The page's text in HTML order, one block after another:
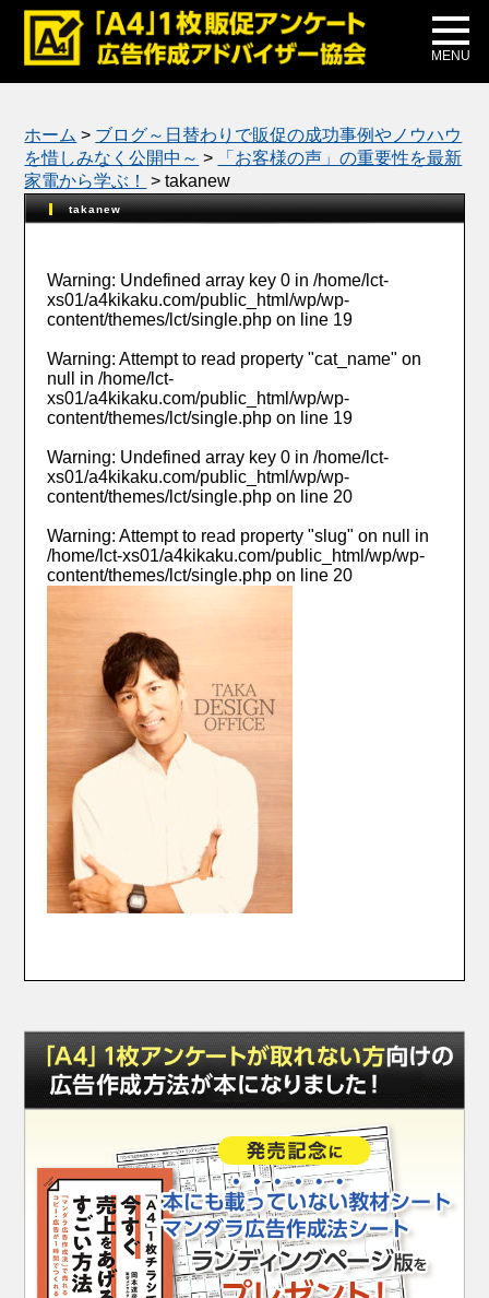
MENU
メディア掲載
公式ブログ
ホーム > ブログ～日替わりで販促の成功事例やノウハウ
を惜しみなく公開中～ >
「お客様の声」の重要性を最新
家電から学ぶ！
>takanew
takanew
Warning: Undefined array key 0 in/home/lct-
xs01/a4kikaku.com/public_html/wp/wp-
content/themes/lct/single.php on line 19
Warning: Attempt to read property "cat_name" on
null in/home/lct-
xs01/a4kikaku.com/public_html/wp/wp-
content/themes/lct/single.php on line 19
Warning: Undefined array key 0 in/home/lct-
xs01/a4kikaku.com/public_html/wp/wp-
content/themes/lct/single.php on line 20
Warning: Attempt to read property "slug" on null in
/home/lct-xs01/a4kikaku.com/public_html/wp/wp-
content/themes/lct/single.php on line 20